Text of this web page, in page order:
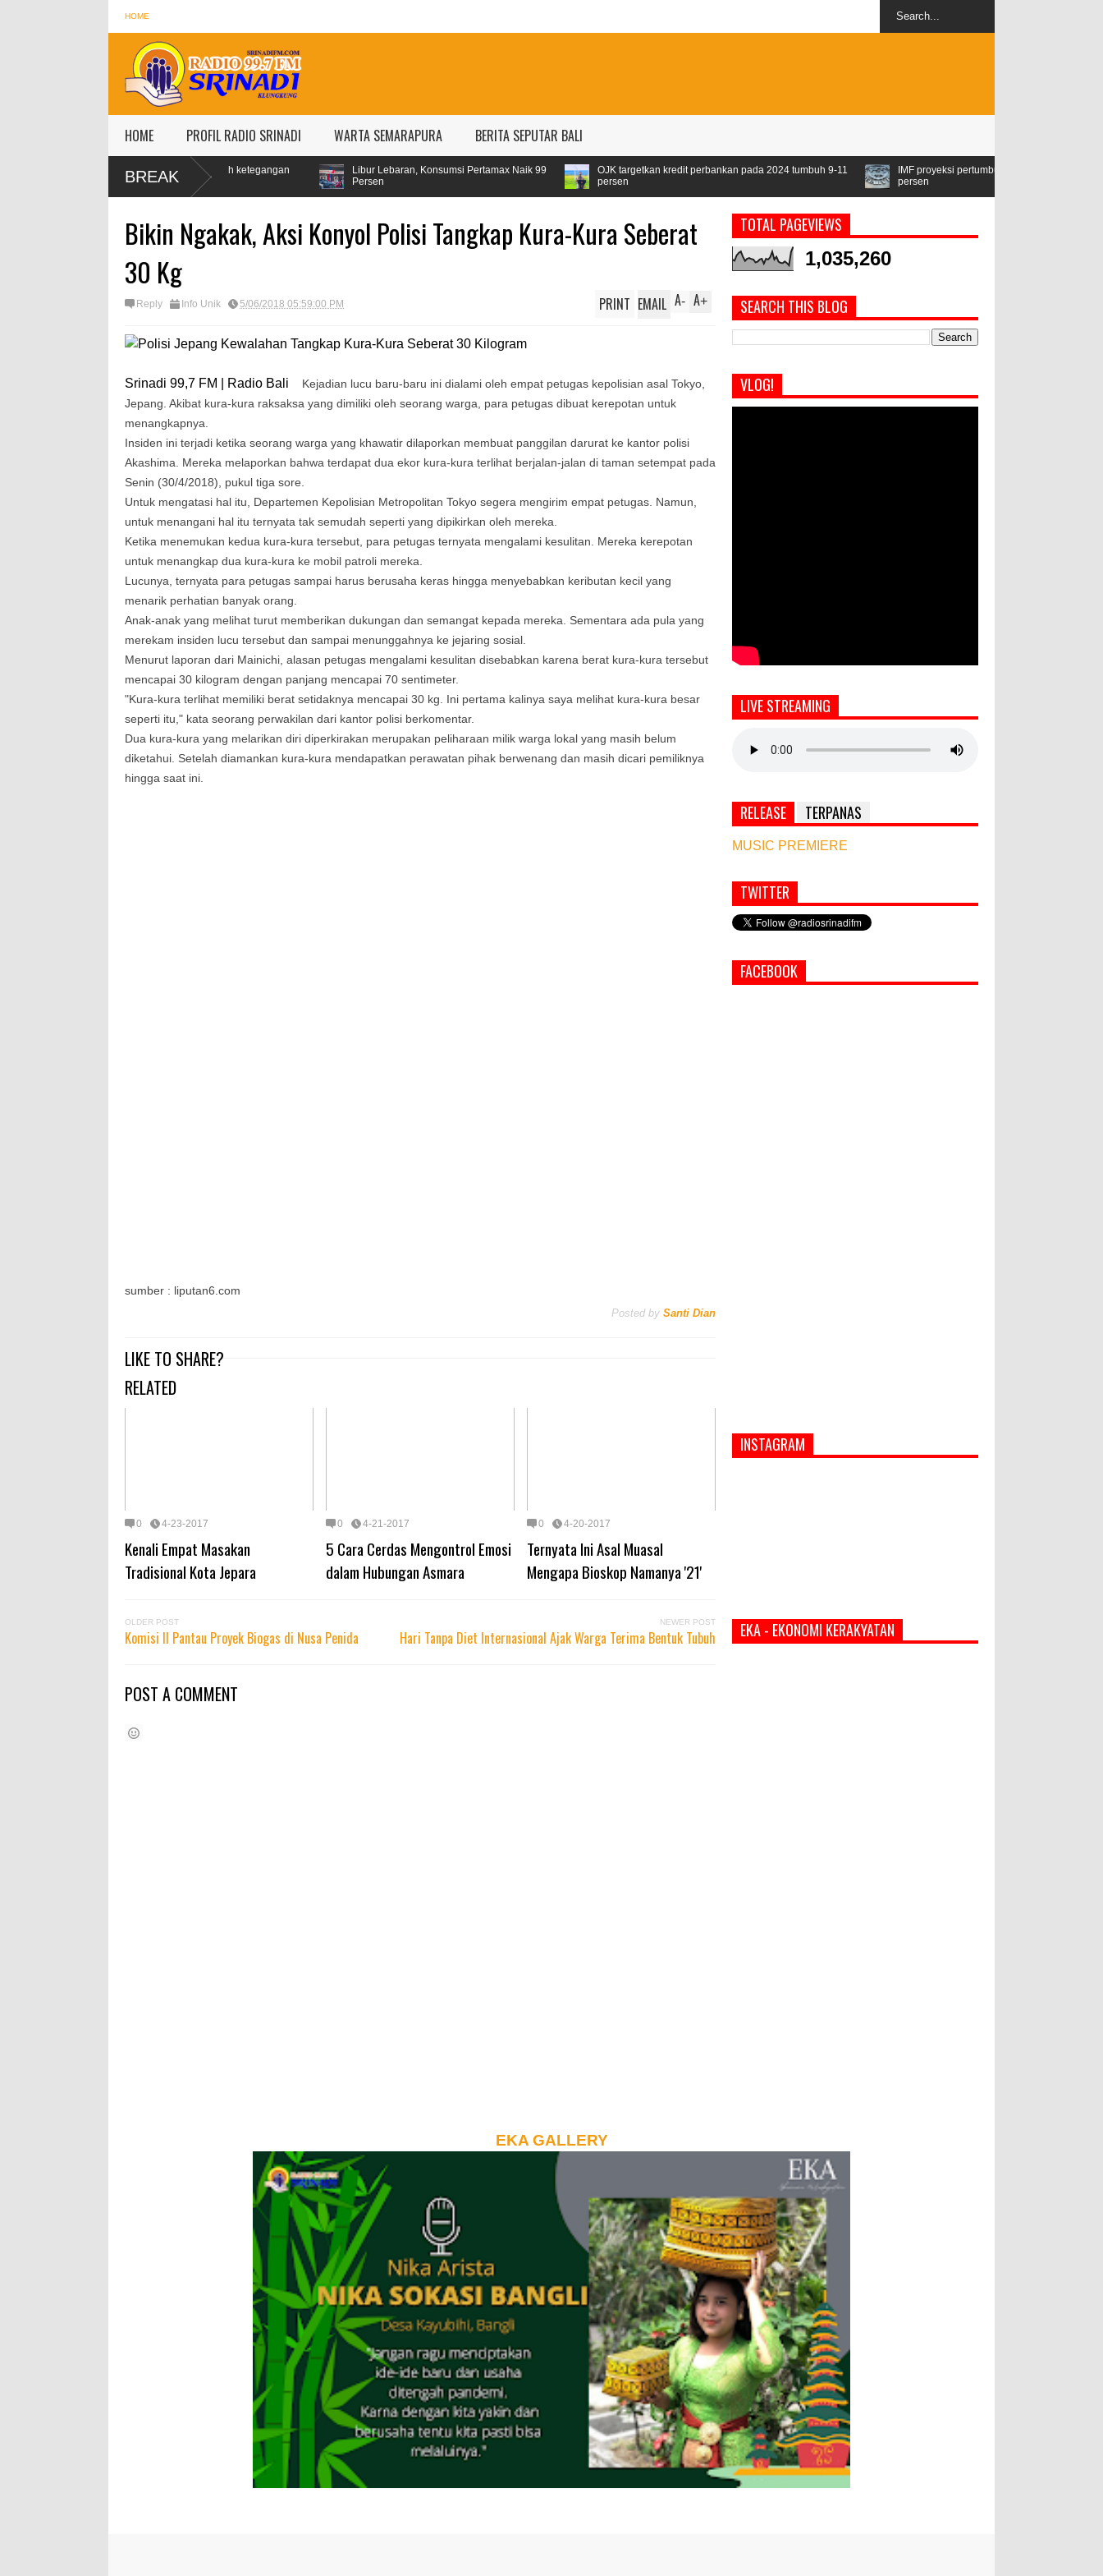
HOME
HOME PROFIL RADIO SRINADI WARTA SEMARAPURA BERITA SEPUTAR BALI
BREAK
jadi kawasan stabil di tengah ketegangan
Libur Lebaran, Konsumsi Pertamax Naik 99
OJK targetkan kredit perbankan pada 2024 tumbuh 9-11
IMF proyeksi pertumbuhan ekonomi dunia 2024 sebesar 3,1
Bikin Ngakak, Aksi Konyol Polisi Tangkap Kura-Kura Seberat
30 Kg
Reply Info Unik 5/06/2018 05:59:00 PM A+
A-
PRINT EMAIL
Srinadi 99,7 FM | Radio Bali Kejadian lucu baru-baru ini dialami oleh empat petugas kepolisian asal Tokyo,
Jepang. Akibat kura-kura raksaksa yang dimiliki oleh seorang warga, para petugas dibuat kerepotan untuk
menangkapnya.
Insiden ini terjadi ketika seorang warga yang khawatir dilaporkan membuat panggilan darurat ke kantor polisi
Akashima. Mereka melaporkan bahwa terdapat dua ekor kura-kura terlihat berjalan-jalan di taman setempat pada
Senin (30/4/2018), pukul tiga sore.
Untuk mengatasi hal itu, Departemen Kepolisian Metropolitan Tokyo segera mengirim empat petugas. Namun,
untuk menangani hal itu ternyata tak semudah seperti yang dipikirkan oleh mereka.
Ketika menemukan kedua kura-kura tersebut, para petugas ternyata mengalami kesulitan. Mereka kerepotan
untuk menangkap dua kura-kura ke mobil patroli mereka.
Lucunya, ternyata para petugas sampai harus berusaha keras hingga menyebabkan keributan kecil yang
menarik perhatian banyak orang.
Anak-anak yang melihat turut memberikan dukungan dan semangat kepada mereka. Sementara ada pula yang
merekam insiden lucu tersebut dan sampai menunggahnya ke jejaring sosial.
Menurut laporan dari Mainichi, alasan petugas mengalami kesulitan disebabkan karena berat kura-kura tersebut
mencapai 30 kilogram dengan panjang mencapai 70 sentimeter.
"Kura-kura terlihat memiliki berat setidaknya mencapai 30 kg. Ini pertama kalinya saya melihat kura-kura besar
seperti itu," kata seorang perwakilan dari kantor polisi berkomentar.
Dua kura-kura yang melarikan diri diperkirakan merupakan peliharaan milik warga lokal yang masih belum
diketahui. Setelah diamankan kura-kura mendapatkan perawatan pihak berwenang dan masih dicari pemiliknya
hingga saat ini.
sumber : liputan6.com
Posted by Santi Dian
LIKE TO SHARE?
RELATED
0 4-23-2017
Kenali Empat Masakan
Tradisional Kota Jepara
0 4-21-2017
5 Cara Cerdas Mengontrol Emosi
dalam Hubungan Asmara
0 4-20-2017
Ternyata Ini Asal Muasal
Mengapa Bioskop Namanya '21'
OLDER POST
Komisi II Pantau Proyek Biogas di Nusa Penida
NEWER POST
Hari Tanpa Diet Internasional Ajak Warga Terima Bentuk Tubuh
POST A COMMENT
TOTAL PAGEVIEWS
1,035,260
SEARCH THIS BLOG
VLOG!
LIVE STREAMING
RELEASE TERPANAS
MUSIC PREMIERE
Simbol Persahabatan, RI Bangun Islamic Centre
di Afghanistan
PASAR MURAH
TWITTER
FACEBOOK
INSTAGRAM
EKA - EKONOMI KERAKYATAN
EKA GALLERY